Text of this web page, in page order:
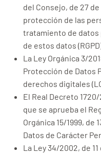
del Consejo, de 27
protección de las
tratamiento de datos
de estos datos
La Ley Orgánica 3/
Protección de Datos
derechos digitales
El Real Decreto
que se aprueba el
Orgánica 15/1999, de
Datos de Carácter
La Ley 34/2002, de